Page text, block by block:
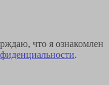
что я ознакомлен
.